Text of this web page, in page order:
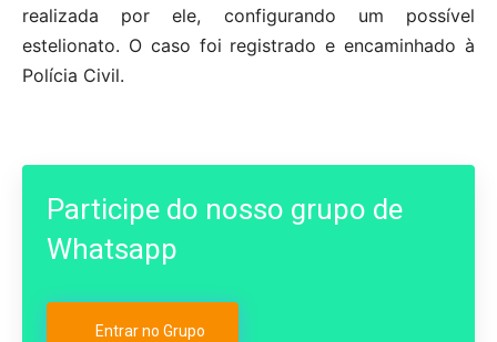
realizada por ele, configurando um possível
estelionato. O caso foi registrado e encaminhado à
Polícia Civil.
Participe do nosso grupo de
Whatsapp
Entrar no Grupo